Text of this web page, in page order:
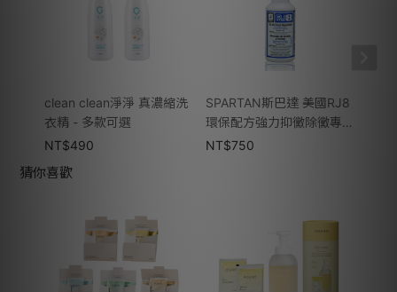
clean clean淨淨 真濃縮洗
衣精 - 多款可選
NT$490
SPARTAN斯巴達 美國RJ8
環保配方強力抑黴除黴專
家 946ml（環保專業版）
NT$750
猜你喜歡